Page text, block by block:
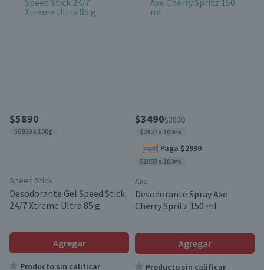
$5890
$6929 x 100g
Speed Stick
Desodorante Gel Speed Stick
24/7 Xtreme Ultra 85 g
Agregar
Producto sin calificar
$3490$3830
$2327 x 100ml
Paga $2990
$1993 x 100ml
Axe
Desodorante Spray Axe
Cherry Spritz 150 ml
Agregar
Producto sin calificar